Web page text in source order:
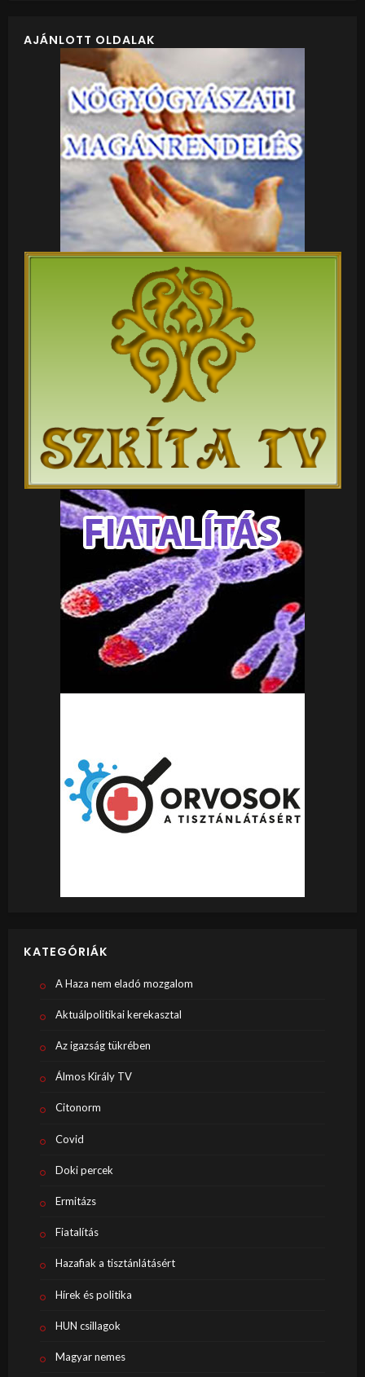
AJÁNLOTT OLDALAK
KATEGÓRIÁK
A Haza nem eladó mozgalom
Aktuálpolitikai kerekasztal
Az igazság tükrében
Álmos Király TV
Citonorm
Covid
Doki percek
Ermitázs
Fiatalítás
Hazafiak a tisztánlátásért
Hírek és politika
HUN csillagok
Magyar nemes